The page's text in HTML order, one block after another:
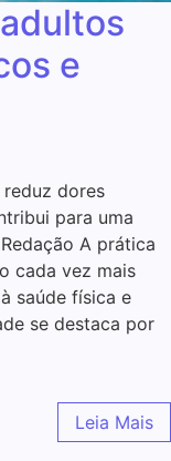
e
dores
para uma
A prática
cada vez mais
saúde física e
se destaca por
Leia Mais